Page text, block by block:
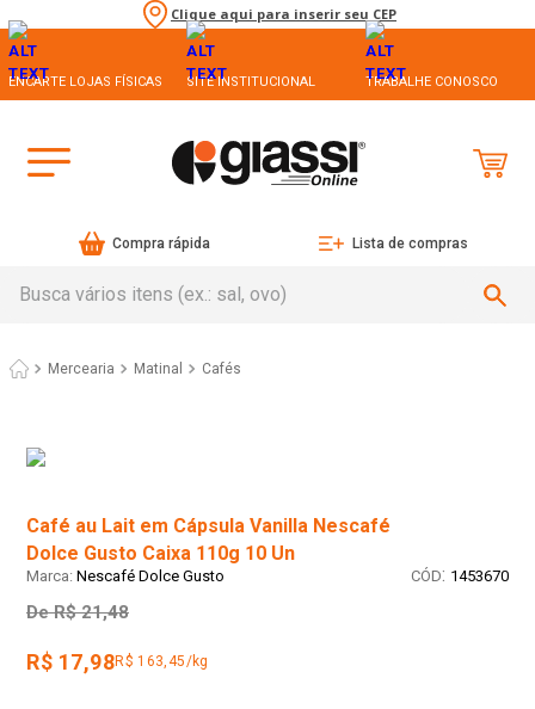
Clique aqui para inserir seu CEP
ENCARTE LOJAS FÍSICAS SITE INSTITUCIONAL TRABALHE CONOSCO
Compra rápida Lista de compras
Mercearia Matinal Cafés
Café au Lait em Cápsula Vanilla Nescafé
Dolce Gusto Caixa 110g 10 Un
Nescafé Dolce Gusto : 1453670
De R$ 21,48
R$ 17,98R$ 163,45/kg